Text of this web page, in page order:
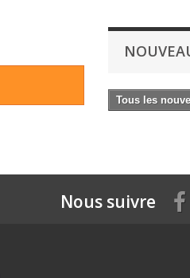
Tous les
Nous suivre